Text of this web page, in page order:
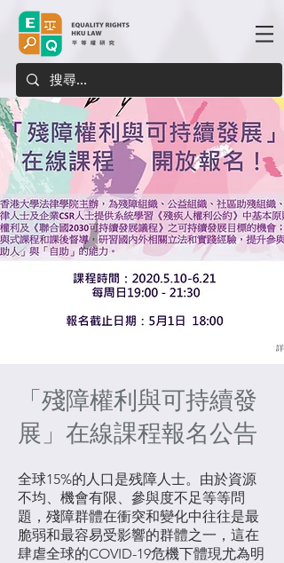
「殘障權利與可持續發
展」在線課程報名公告
全球15%的人口是残障人士。由於資源
不均、機會有限、參與度不足等等問
題，殘障群體在衝突和變化中往往是最
脆弱和最容易受影響的群體之一，這在
肆虐全球的COVID-19危機下體現尤為明